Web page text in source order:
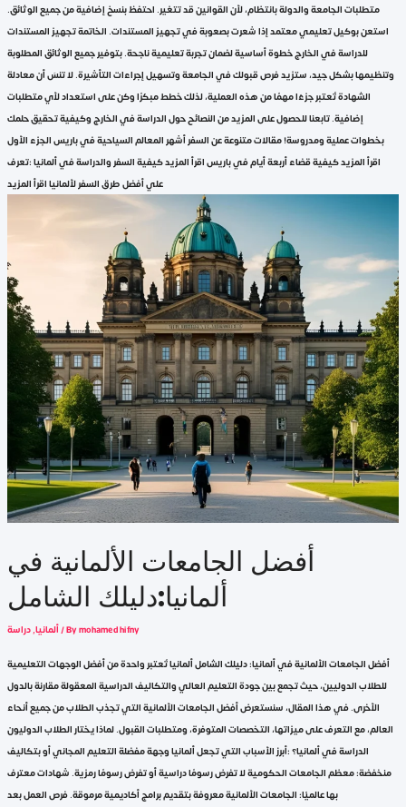
متطلبات الجامعة والدولة بانتظام، لأن القوانين قد تتغير. احتفظ بنسخ إضافية من جميع الوثائق.
استعن بوكيل تعليمي معتمد إذا شعرت بصعوبة في تجهيز المستندات. الخاتمة تجهيز المستندات
للدراسة في الخارج خطوة أساسية لضمان تجربة تعليمية ناجحة. بتوفير جميع الوثائق المطلوبة
وتنظيمها بشكل جيد، ستزيد فرص قبولك في الجامعة وتسهيل إجراءات التأشيرة. لا تنسَ أن معادلة
الشهادة تُعتبر جزءًا مهمًا من هذه العملية، لذلك خطط مبكرًا وكن على استعداد لأي متطلبات
إضافية. تابعنا للحصول على المزيد من النصائح حول الدراسة في الخارج وكيفية تحقيق حلمك
بخطوات عملية ومدروسة! مقالات متنوعة عن السفر أشهر المعالم السياحية في باريس الجزء الأول
اقرأ المزيد كيفية قضاء أربعة أيام في باريس اقرأ المزيد كيفية السفر والدراسة في ألمانيا :تعرف
علي أفضل طرق السفر لألمانيا اقرأ المزيد
أفضل الجامعات الألمانية في
ألمانيا:دليلك الشامل
ألمانيا,دراسة / Bymohamed hifny
أفضل الجامعات الألمانية في ألمانيا: دليلك الشامل ألمانيا تُعتبر واحدة من أفضل الوجهات التعليمية
للطلاب الدوليين، حيث تجمع بين جودة التعليم العالي والتكاليف الدراسية المعقولة مقارنة بالدول
الأخرى. في هذا المقال، سنستعرض أفضل الجامعات الألمانية التي تجذب الطلاب من جميع أنحاء
العالم، مع التعرف على ميزاتها، التخصصات المتوفرة، ومتطلبات القبول. لماذا يختار الطلاب الدوليون
الدراسة في ألمانيا؟ :أبرز الأسباب التي تجعل ألمانيا وجهة مفضلة التعليم المجاني أو بتكاليف
منخفضة: معظم الجامعات الحكومية لا تفرض رسومًا دراسية أو تفرض رسومًا رمزية. شهادات معترف
بها عالميًا: الجامعات الألمانية معروفة بتقديم برامج أكاديمية مرموقة. فرص العمل بعد